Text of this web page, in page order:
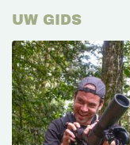
UW GIDS